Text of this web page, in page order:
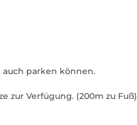
auch parken können.
zur Verfügung. (200m zu Fuß)